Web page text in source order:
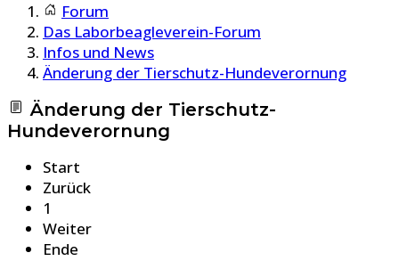
Forum
Das Laborbeagleverein-Forum
Infos und News
Änderung der Tierschutz-Hundeverornung
Änderung der Tierschutz-
Hundeverornung
Start
Zurück
1
Weiter
Ende